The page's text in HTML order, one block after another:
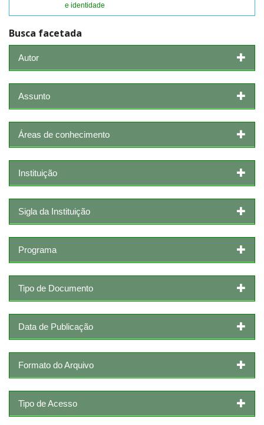
e identidade
Busca facetada
Autor
Assunto
Áreas de conhecimento
Instituição
Sigla da Instituição
Programa
Tipo de Documento
Data de Publicação
Formato do Arquivo
Tipo de Acesso